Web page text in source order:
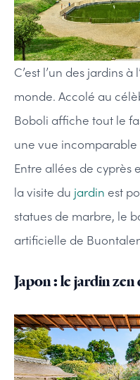
C’est l’un des jardins
monde. Accolé au
Boboli affiche tout le
une vue incomparable
Entre allées de cyprès
la visite du jardin est
statues de marbre, le
artificielle de
Japon : le jardin